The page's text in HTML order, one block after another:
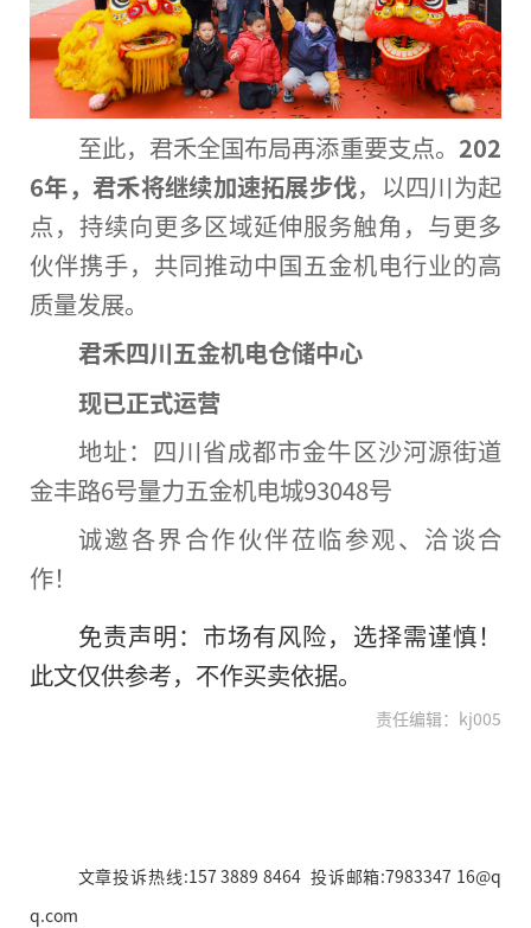
至此，君禾全国布局再添重要支点。 202
6年，君禾将继续加速拓展步伐，以四川为起
点，持续向更多区域延伸服务触角，与更多
伙伴携手，共同推动中国五金机电行业的高
质量发展。
君禾四川五金机电仓储中心
现已正式运营
地址：四川省成都市金牛区沙河源街道
金丰路6号量力五金机电城93048号
诚邀各界合作伙伴莅临参观、洽谈合
作！
免责声明：市场有风险，选择需谨慎！
此文仅供参考，不作买卖依据。
责任编辑：kj005
文章投诉热线:157 3889 8464 投诉邮箱:7983347 16@q
q.com